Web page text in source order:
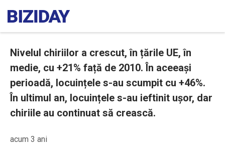
Nivelul chiriilor a crescut, în țările UE, în
medie, cu +21% față de 2010. În aceeași
perioadă, locuințele s-au scumpit cu +46%.
În ultimul an, locuințele s-au ieftinit ușor, dar
chiriile au continuat să crească.
acum 3 ani